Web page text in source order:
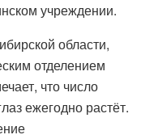
учреждении.
области,
отделением
что число
ежегодно растёт.